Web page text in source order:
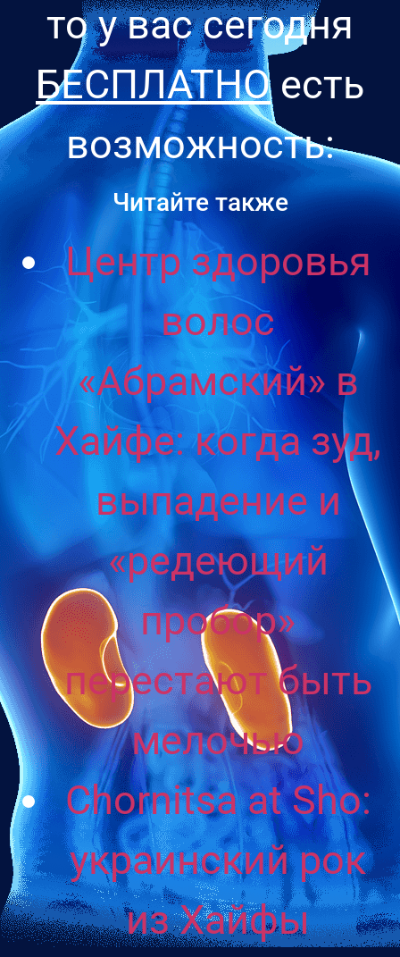
то у вас сегодня
БЕСПЛАТНОесть
возможность:
Читайте также
Центр здоровья
волос
«Абрaмский» в
Хайфе: когда зуд,
выпадение и
«редеющий
пробор»
перестают быть
мелочью
Chornitsa at Sho:
украинский рок
из Хайфы